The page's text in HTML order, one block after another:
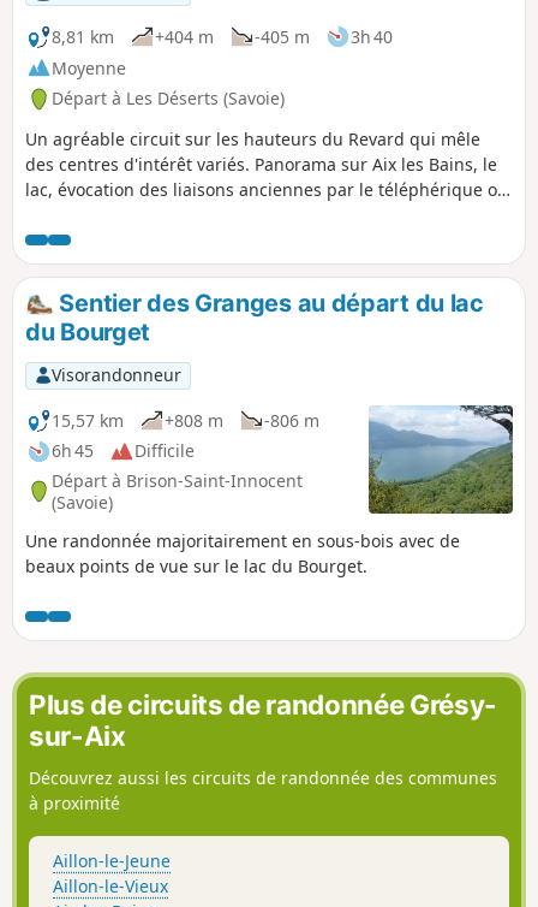
8,81 km
+404 m -405 m
3h 40
Moyenne
Départ à Les Déserts (Savoie)
Un agréable circuit sur les hauteurs du Revard qui mêle
des centres d'intérêt variés. Panorama sur Aix les Bains, le
lac, évocation des liaisons anciennes par le téléphérique ou
alpages et fromages ...
Sentier des Granges au départ du lac
du Bourget
Visorandonneur
15,57 km
+808 m
-806 m
6h 45
Difficile
Départ à Brison-Saint-Innocent
(Savoie)
Une randonnée majoritairement en sous-bois avec de
beaux points de vue sur le lac du Bourget.
Plus de circuits de randonnée Grésy-
sur-Aix
Découvrez aussi les circuits de randonnée des communes
à proximité
Aillon-le-Jeune
Aillon-le-Vieux